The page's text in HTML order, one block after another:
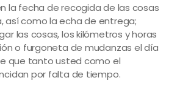
la fecha de recogida de las cosas
así como la echa de entrega;
las cosas, los kilómetros y horas
o furgoneta de mudanzas el día
que tanto usted como el
por falta de tiempo.